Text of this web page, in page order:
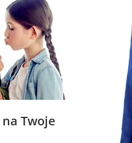
Twoje